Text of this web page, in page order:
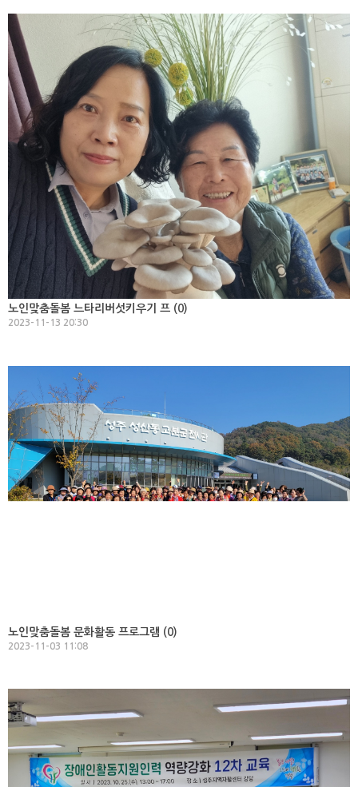
노인맞춤돌봄 느타리버섯키우기 프 (0)
2023-11-13 20:30
노인맞춤돌봄 문화활동 프로그램 (0)
2023-11-03 11:08